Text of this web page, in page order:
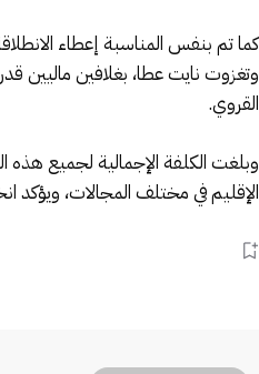
القروي.
الإقليم في مختلف المجالات، ويؤكد